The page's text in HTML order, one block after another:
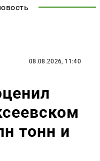
08.08.2026, 11:40
тонн и